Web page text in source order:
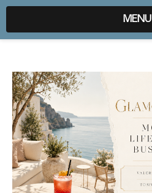
expr:lang=it;data:blog.locale
MENU